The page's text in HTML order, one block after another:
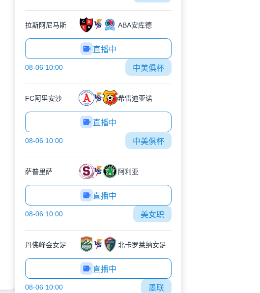
拉斯阿尼马斯 ABA安库德
直播中
08-06 10:00 中美俱杯
FC阿里安沙 希雷迪亚诺
直播中
08-06 10:00 中美俱杯
萨普里萨 阿利亚
直播中
08-06 10:00 美女职
丹佛峰会女足 北卡罗莱纳女足
直播中
08-06 10:00 墨联